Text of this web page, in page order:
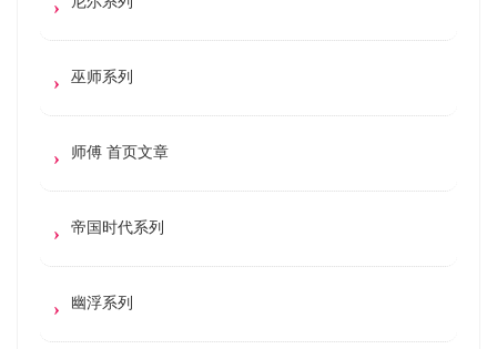
巫师系列
师傅 首页文章
帝国时代系列
幽浮系列